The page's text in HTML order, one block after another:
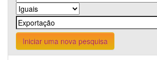
Iniciar uma nova pesquisa